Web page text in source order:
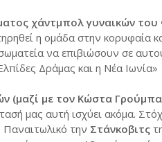
χάντμπολ γυναικών του
η ομάδα στην κορυφαία
να επιβιώσουν σε
Δράμας και η Νέα Ιωνία»
(μαζί με τον Κώστα
μας αυτή ισχύει ακόμα.
την Στάνκοβιτς